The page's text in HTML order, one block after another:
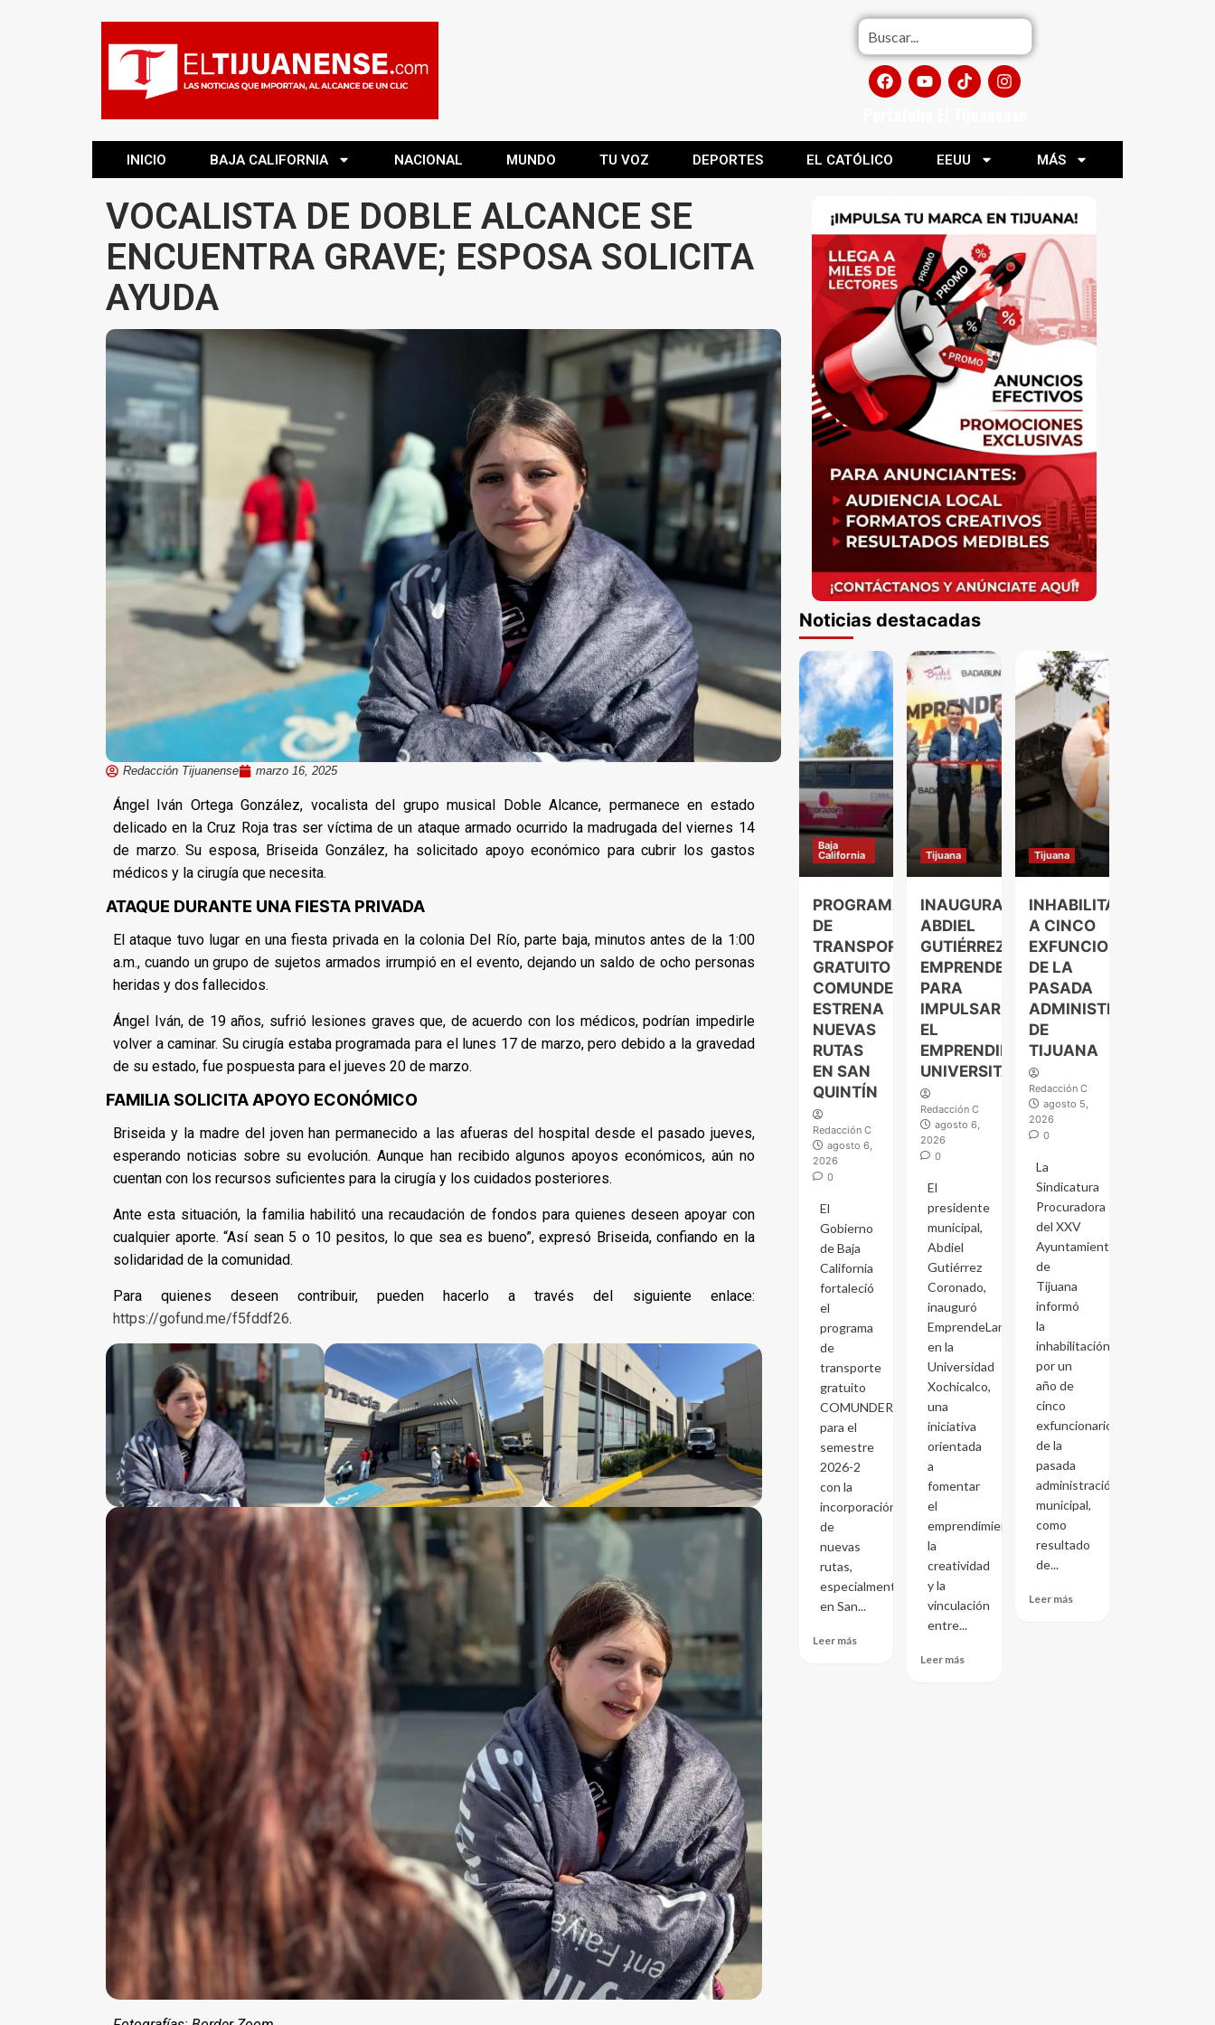
INICIO BAJA CALIFORNIA NACIONAL MUNDO TU VOZ DEPORTES EL CATÓLICO EEUU MÁS
VOCALISTA DE DOBLE ALCANCE SE
ENCUENTRA GRAVE; ESPOSA SOLICITA
AYUDA
Redacción Tijuanense marzo 16, 2025
Ángel Iván Ortega González, vocalista del grupo musical Doble Alcance, permanece en estado
delicado en la Cruz Roja tras ser víctima de un ataque armado ocurrido la madrugada del viernes 14
de marzo. Su esposa, Briseida González, ha solicitado apoyo económico para cubrir los gastos
médicos y la cirugía que necesita.
ATAQUE DURANTE UNA FIESTA PRIVADA
El ataque tuvo lugar en una fiesta privada en la colonia Del Río, parte baja, minutos antes de la 1:00
a.m., cuando un grupo de sujetos armados irrumpió en el evento, dejando un saldo de ocho personas
heridas y dos fallecidos.
Ángel Iván, de 19 años, sufrió lesiones graves que, de acuerdo con los médicos, podrían impedirle
volver a caminar. Su cirugía estaba programada para el lunes 17 de marzo, pero debido a la gravedad
de su estado, fue pospuesta para el jueves 20 de marzo.
FAMILIA SOLICITA APOYO ECONÓMICO
Briseida y la madre del joven han permanecido a las afueras del hospital desde el pasado jueves,
esperando noticias sobre su evolución. Aunque han recibido algunos apoyos económicos, aún no
cuentan con los recursos suficientes para la cirugía y los cuidados posteriores.
Ante esta situación, la familia habilitó una recaudación de fondos para quienes deseen apoyar con
cualquier aporte. “Así sean 5 o 10 pesitos, lo que sea es bueno”, expresó Briseida, confiando en la
solidaridad de la comunidad.
Para quienes deseen contribuir, pueden hacerlo a través del siguiente enlace:
https://gofund.me/f5fddf26.
Noticias destacadas
Baja
California
PROGRAMA
DE
TRANSPORTE
GRATUITO
COMUNDER
ESTRENA
NUEVAS
RUTAS
EN SAN
QUINTÍN
Redacción C
agosto 6,
2026
0
El
Gobierno
de Baja
California
fortaleció
el
programa
de
transporte
gratuito
COMUNDER
para el
semestre
2026-2
con la
incorporación
de
nuevas
rutas,
especialmente
en San...
Leer más
Tijuana
INAUGURA
ABDIEL
GUTIÉRREZ
EMPRENDELAND
PARA
IMPULSAR
EL
EMPRENDIMIENTO
UNIVERSITARIO
Redacción C
agosto 6,
2026
0
El
presidente
municipal,
Abdiel
Gutiérrez
Coronado,
inauguró
EmprendeLand
en la
Universidad
Xochicalco,
una
iniciativa
orientada
a
fomentar
el
emprendimiento,
la
creatividad
y la
vinculación
entre...
Leer más
Tijuana
INHABILITAN
A CINCO
EXFUNCIONARIOS
DE LA
PASADA
ADMINISTRACIÓN
DE
TIJUANA
Redacción C
agosto 5,
2026
0
La
Sindicatura
Procuradora
del XXV
Ayuntamiento
de
Tijuana
informó
la
inhabilitación
por un
año de
cinco
exfuncionarios
de la
pasada
administración
municipal,
como
resultado
de...
Leer más